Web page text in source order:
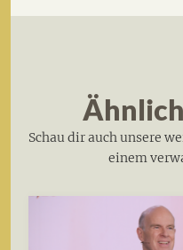
Schau dir auch unsere
einem